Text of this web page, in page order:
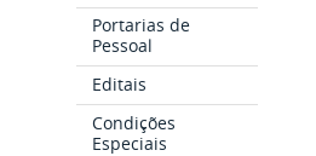
Portarias de
Pessoal
Editais
Condições
Especiais